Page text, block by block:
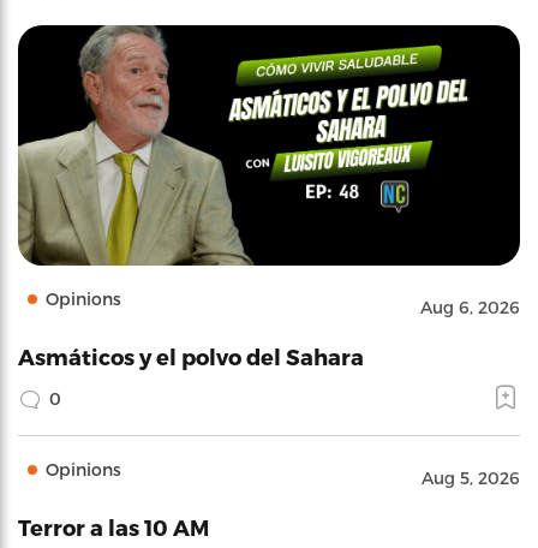
Opinions Aug 6, 2026
Asmáticos y el polvo del Sahara
0
Opinions Aug 5, 2026
Terror a las 10 AM